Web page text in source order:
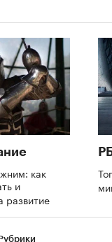
как
и
развитие